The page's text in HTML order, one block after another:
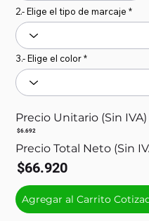
2.- Elige el tipo de marcaje
3.- Elige el color
Precio Unitario (Sin IVA)
$6.692
Precio Total Neto (Sin
$66.920
Agregar al Carrito